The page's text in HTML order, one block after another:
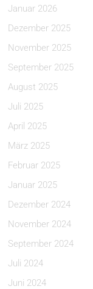
Januar 2026
Dezember 2025
November 2025
September 2025
August 2025
Juli 2025
April 2025
März 2025
Februar 2025
Januar 2025
Dezember 2024
November 2024
September 2024
Juli 2024
Juni 2024